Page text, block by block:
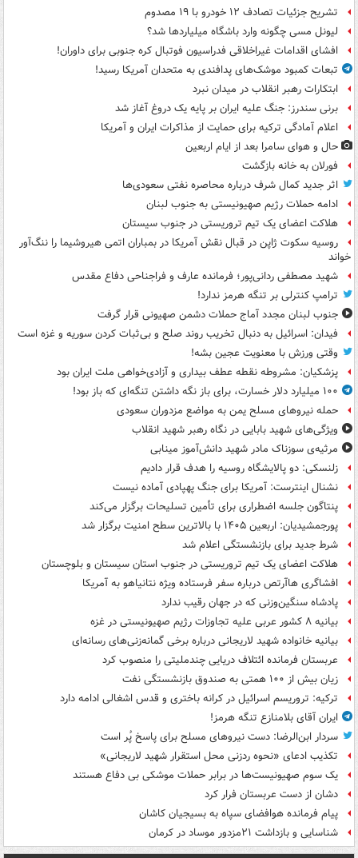
تشریح جزئیات تصادف ۱۲ خودرو با ۱۹ مصدوم
لیونل مسی چگونه وارد باشگاه میلیاردها شد؟
افشای اقدامات غیراخلاقی فدراسیون فوتبال کره جنوبی برای داوران!
تبعات کمبود موشک‌های پدافندی به متحدان آمریکا رسید!
ابتکارات رهبر انقلاب در میدان نبرد
برنی سندرز: جنگ علیه ایران بر پایه یک دروغ آغاز شد
اعلام آمادگی ترکیه برای حمایت از مذاکرات ایران و آمریکا
حال و هوای سامرا بعد از ایام اربعین
فورلان به خانه بازگشت
اثر جدید کمال شرف درباره محاصره نفتی سعودی‌ها
ادامه حملات رژیم صهیونیستی به جنوب لبنان
هلاکت اعضای یک تیم تروریستی در جنوب سیستان
روسیه سکوت ژاپن در قبال نقش آمریکا در بمباران اتمی هیروشیما را ننگ‌آور
خواند
شهید مصطفی ردانی‌پور؛ فرمانده عارف و فراجناحی دفاع مقدس
ترامپ کنترلی بر تنگه هرمز ندارد!
جنوب لبنان مجدد آماج حملات دشمن صهیونی قرار گرفت
فیدان: اسرائیل به دنبال تخریب روند صلح و بی‌ثبات کردن سوریه و غزه است
وقتی ورزش با معنویت عجین بشه!
پزشکیان: مشروطه نقطه عطف بیداری و آزادی‌خواهی ملت ایران بود
۱۰۰ میلیارد دلار خسارت، برای باز نگه داشتن تنگه‌ای که باز بود!
حمله نیروهای مسلح یمن به مواضع مزدوران سعودی
ویژگی‌های شهید بابایی در نگاه رهبر شهید انقلاب
مرثیه‌ی سوزناک مادر شهید دانش‌آموز مینابی
زلنسکی: دو پالایشگاه روسیه را هدف قرار دادیم
نشنال اینترست: آمریکا برای جنگ پهپادی آماده نیست
پنتاگون جلسه اضطراری برای تأمین تسلیحات برگزار می‌کند
پورجمشیدیان: اربعین ۱۴۰۵ با بالاترین سطح امنیت برگزار شد
شرط جدید برای بازنشستگی اعلام شد
هلاکت اعضای یک تیم تروریستی در جنوب استان سیستان و بلوچستان
افشاگری هاآرتص درباره سفر فرستاده ویژه نتانیاهو به آمریکا
پادشاه سنگین‌وزنی که در جهان رقیب ندارد
بیانیه ۸ کشور عربی علیه تجاوزات رژیم صهیونیستی در غزه
بیانیه خانواده شهید لاریجانی درباره برخی گمانه‌زنی‌های رسانه‌ای
عربستان فرمانده ائتلاف دریایی چندملیتی را منصوب کرد
زیان بیش از ۱۰۰ همتی به صندوق‌ بازنشستگی نفت
ترکیه: تروریسم اسرائیل در کرانه باختری و قدس اشغالی ادامه دارد
ایران آقای بلامنازع تنگه هرمز!
سردار ابن‌الرضا: دست نیروهای مسلح برای پاسخ پُر است
تکذیب ادعای «نحوه ردزنی محل استقرار شهید لاریجانی»
یک‌ سوم صهیونیست‌ها در برابر حملات موشکی بی دفاع هستند
دشان از دست عربستان فرار کرد
پیام فرمانده هوافضای سپاه به بسیجیان کاشان
شناسایی و بازداشت ۲۱مزدور موساد در کرمان